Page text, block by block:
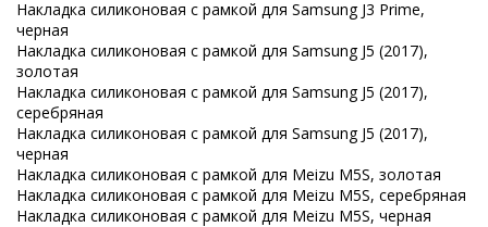
Накладка силиконовая с рамкой для Samsung J3 Prime,
черная
Накладка силиконовая с рамкой для Samsung J5 (2017),
золотая
Накладка силиконовая с рамкой для Samsung J5 (2017),
серебряная
Накладка силиконовая с рамкой для Samsung J5 (2017),
черная
Накладка силиконовая с рамкой для Meizu M5S, золотая
Накладка силиконовая с рамкой для Meizu M5S, серебряная
Накладка силиконовая с рамкой для Meizu M5S, черная